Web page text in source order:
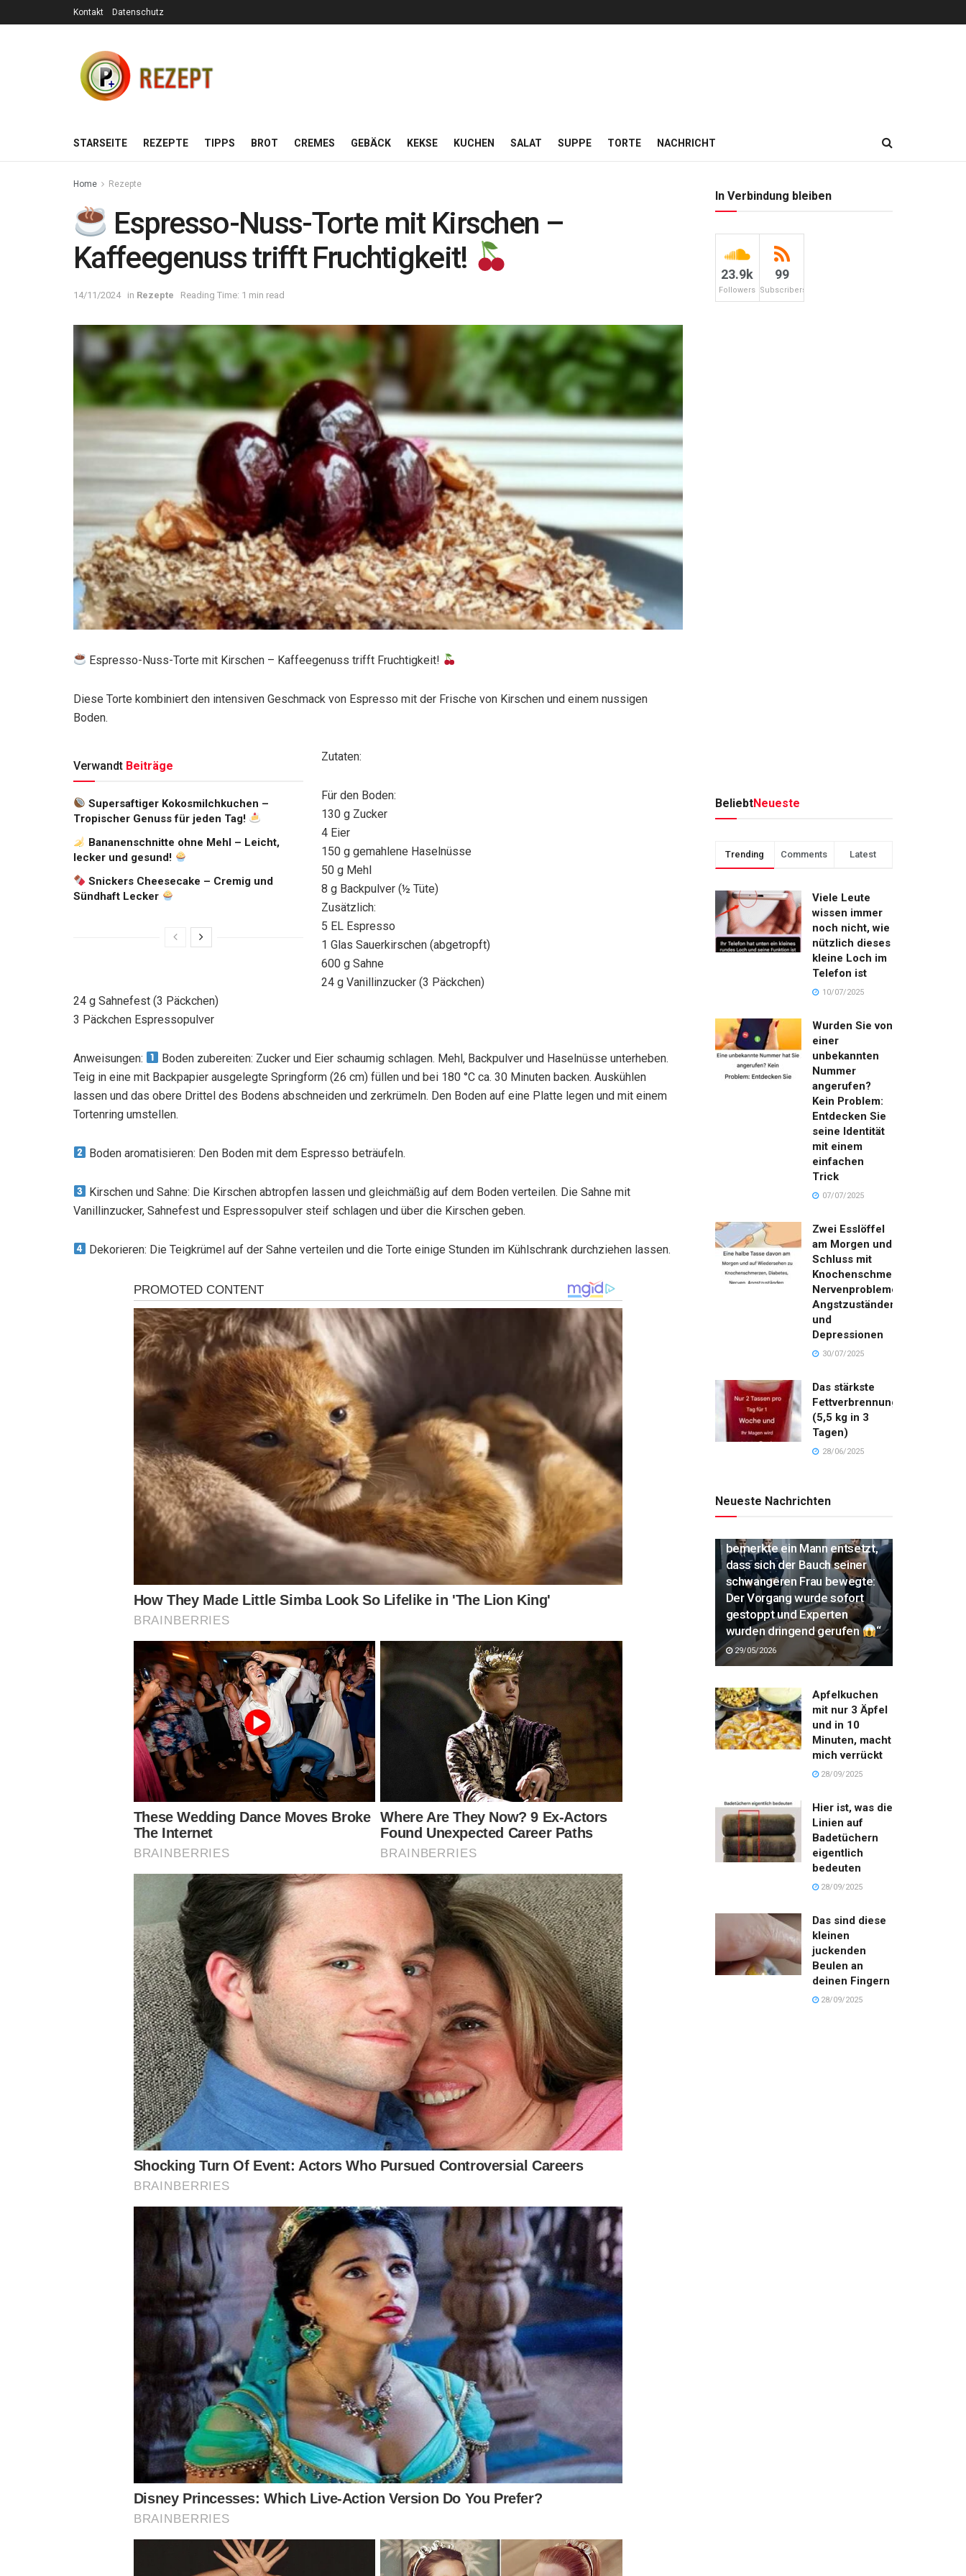
Kontakt Datenschutz
STARSEITE REZEPTE TIPPS BROT CREMES GEBÄCK KEKSE KUCHEN SALAT SUPPE TORTE NACHRICHT
Home Rezepte
Espresso-Nuss-Torte mit Kirschen –
Kaffeegenuss trifft Fruchtigkeit!
14/11/2024 in Rezepte Reading Time: 1 min read
Espresso-Nuss-Torte mit Kirschen – Kaffeegenuss trifft Fruchtigkeit!
Diese Torte kombiniert den intensiven Geschmack von Espresso mit der Frische von Kirschen und einem nussigen
Boden.
Verwandt Beiträge
Supersaftiger Kokosmilchkuchen –
Tropischer Genuss für jeden Tag!
Bananenschnitte ohne Mehl – Leicht,
lecker und gesund!
Snickers Cheesecake – Cremig und
Sündhaft Lecker
Zutaten:
Für den Boden:
130 g Zucker
4 Eier
150 g gemahlene Haselnüsse
50 g Mehl
8 g Backpulver (½ Tüte)
Zusätzlich:
5 EL Espresso
1 Glas Sauerkirschen (abgetropft)
600 g Sahne
24 g Vanillinzucker (3 Päckchen)
24 g Sahnefest (3 Päckchen)
3 Päckchen Espressopulver
Anweisungen:
Boden zubereiten: Zucker und Eier schaumig schlagen. Mehl, Backpulver und Haselnüsse unterheben.
Teig in eine mit Backpapier ausgelegte Springform (26 cm) füllen und bei 180 °C ca. 30 Minuten backen. Auskühlen
lassen und das obere Drittel des Bodens abschneiden und zerkrümeln. Den Boden auf eine Platte legen und mit einem
Tortenring umstellen.
Boden aromatisieren: Den Boden mit dem Espresso beträufeln.
Kirschen und Sahne: Die Kirschen abtropfen lassen und gleichmäßig auf dem Boden verteilen. Die Sahne mit
Vanillinzucker, Sahnefest und Espressopulver steif schlagen und über die Kirschen geben.
Dekorieren: Die Teigkrümel auf der Sahne verteilen und die Torte einige Stunden im Kühlschrank durchziehen lassen.
In Verbindung bleiben
23.9k
Followers
99
Subscribers
BeliebtNeueste
Trending Comments Latest
Viele Leute
wissen immer
noch nicht, wie
nützlich dieses
kleine Loch im
Telefon ist
10/07/2025
Wurden Sie von
einer
unbekannten
Nummer
angerufen?
Kein Problem:
Entdecken Sie
seine Identität
mit einem
einfachen
Trick
07/07/2025
Zwei Esslöffel
am Morgen und
Schluss mit
Knochenschmerzen,
Nervenproblemen,
Angstzuständen
und
Depressionen
30/07/2025
Das stärkste
Fettverbrennungsgetränk
(5,5 kg in 3
Tagen)
28/06/2025
Neueste Nachrichten
bemerkte ein Mann entsetzt,
dass sich der Bauch seiner
schwangeren Frau bewegte:
Der Vorgang wurde sofort
gestoppt und Experten
wurden dringend gerufen
“
29/05/2026
Apfelkuchen
mit nur 3 Äpfel
und in 10
Minuten, macht
mich verrückt
28/09/2025
Hier ist, was die
Linien auf
Badetüchern
eigentlich
bedeuten
28/09/2025
Das sind diese
kleinen
juckenden
Beulen an
deinen Fingern
28/09/2025